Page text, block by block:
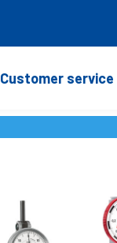
Customer service